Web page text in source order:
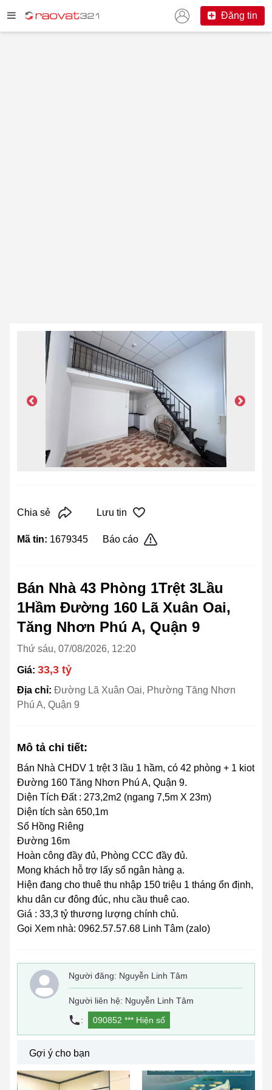
Đăng tin
Chia sẻ Lưu tin
Mã tin: 1679345 Báo cáo
Bán Nhà 43 Phòng 1Trệt 3Lầu
1Hầm Đường 160 Lã Xuân Oai,
Tăng Nhơn Phú A, Quận 9
Thứ sáu, 07/08/2026, 12:20
Giá: 33,3 tỷ
Địa chỉ: Đường Lã Xuân Oai, Phường Tăng Nhơn
Phú A, Quận 9
Mô tả chi tiết:
Bán Nhà CHDV 1 trệt 3 lầu 1 hầm, có 42 phòng + 1 kiot
Đường 160 Tăng Nhơn Phú A, Quận 9.
Diện Tích Đất : 273,2m2 (ngang 7,5m X 23m)
Diện tích sàn 650,1m
Sổ Hồng Riêng
Đường 16m
Hoàn công đầy đủ, Phòng CCC đầy đủ.
Mong khách hỗ trợ lấy sổ ngân hàng ạ.
Hiện đang cho thuê thu nhập 150 triệu 1 tháng ổn định,
khu dân cư đông đúc, nhu cầu thuê cao.
Giá : 33,3 tỷ thương lượng chính chủ.
Gọi Xem nhà: 0962.57.57.68 Linh Tâm (zalo)
Người đăng: Nguyễn Linh Tâm
Người liên hệ: Nguyễn Linh Tâm
:
090852 *** Hiện số
Gợi ý cho bạn